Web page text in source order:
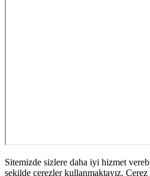
Sitemizde sizlere daha iyi hizmet
şekilde çerezler kullanmaktayız. Çerez